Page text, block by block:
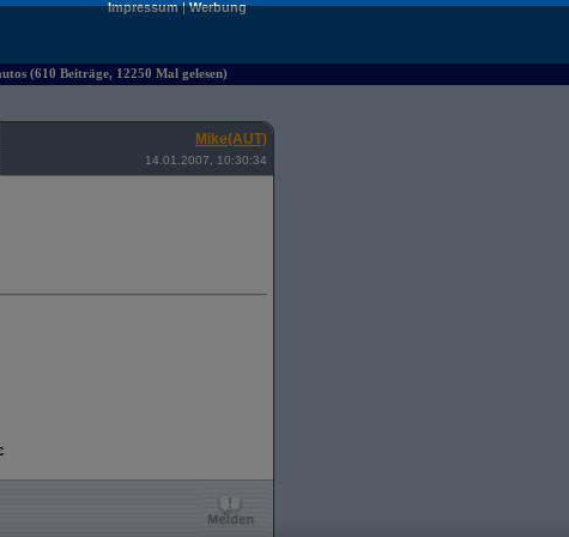
Impressum|Werbung
(610 Beiträge, 12250 Mal gelesen)
Mike(AUT)
14.01.2007, 10:30:34